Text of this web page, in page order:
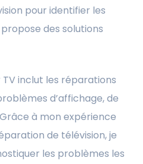
pour identifier les
des solutions
inclut les réparations
d’affichage, de
à mon expérience
de télévision, je
les problèmes les